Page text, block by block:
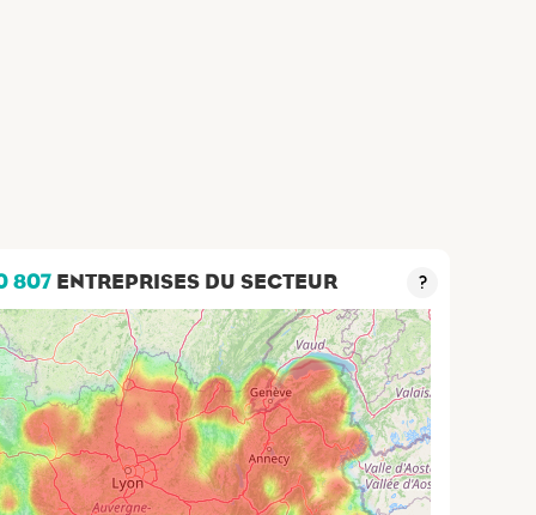
807 ENTREPRISES DU SECTEUR ?